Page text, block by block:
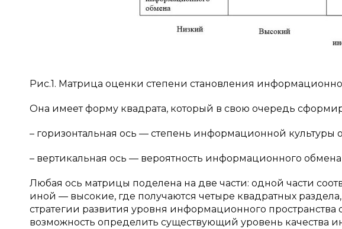
Рис.1. Матрица оценки степени становления
Она имеет форму квадрата, который в свою очередь
– горизонтальная ось — степень информационной культуры
– вертикальная ось — вероятность информационного
Любая ось матрицы поделена на две части: одной части
иной — высокие, где получаются четыре квадратных
стратегии развития уровня информационного
возможность определить существующий уровень качества